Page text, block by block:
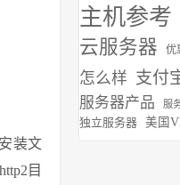
装文
目
主机参考
云服务器
优
怎么样 支付
服务器产品 服
独立服务器 美国